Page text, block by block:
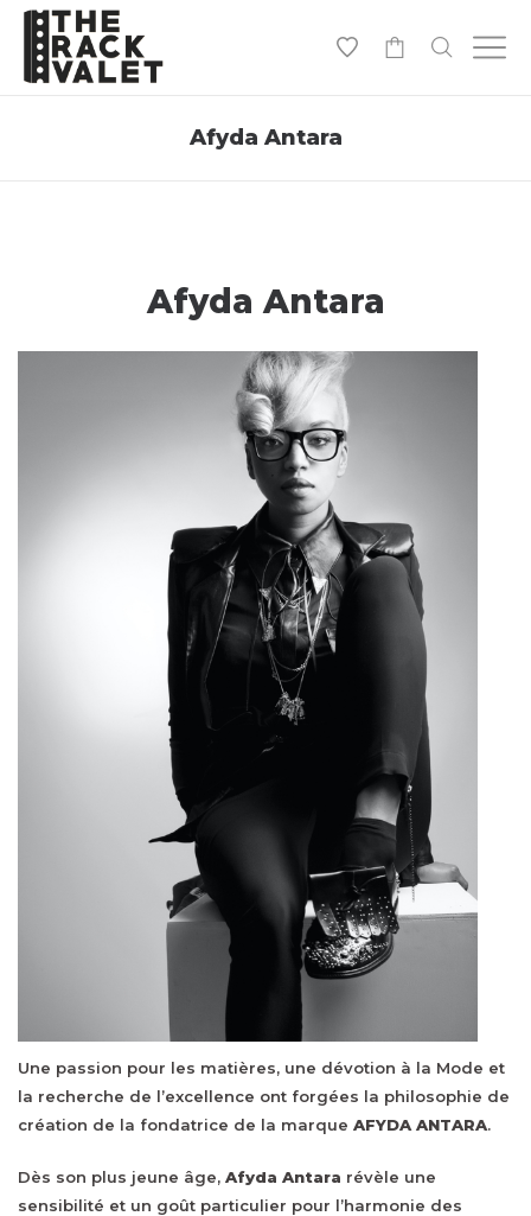
Afyda Antara
Afyda Antara
Une passion pour les matières, une dévotion à la Mode et
la recherche de l’excellence ont forgées la philosophie de
création de la fondatrice de la marque AFYDA ANTARA.
Dès son plus jeune âge, Afyda Antara révèle une
sensibilité et un goût particulier pour l’harmonie des